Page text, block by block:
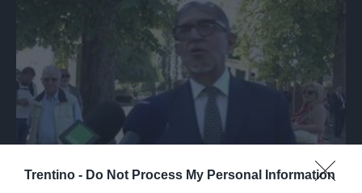
Trentino - Do Not Process My Personal Information
ITALIA